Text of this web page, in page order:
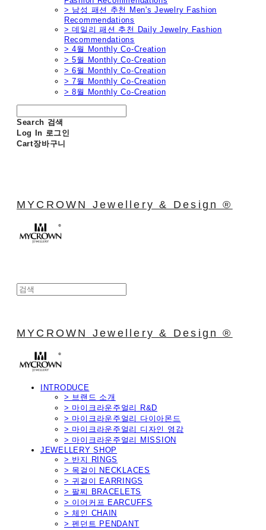
> 남성 패션 추천 Men's Jewelry Fashion
Recommendations
> 데일리 패션 추천 Daily Jewelry Fashion
Recommendations
> 4월 Monthly Co-Creation
> 5월 Monthly Co-Creation
> 6월 Monthly Co-Creation
> 7월 Monthly Co-Creation
> 8월 Monthly Co-Creation
Search 검색
Log In 로그인
Cart장바구니
MYCROWN Jewellery & Design ®
MYCROWN Jewellery & Design ®
INTRODUCE
> 브랜드 소개
> 마이크라운주얼리 R&D
> 마이크라운주얼리 다이아몬드
> 마이크라운주얼리 디자인 영감
> 마이크라운주얼리 MISSION
JEWELLERY SHOP
> 반지 RINGS
> 목걸이 NECKLACES
> 귀걸이 EARRINGS
> 팔찌 BRACELETS
> 이어커프 EARCUFFS
> 체인 CHAIN
> 펜던트 PENDANT